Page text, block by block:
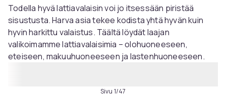
Todella hyvä lattiavalaisin voi jo itsessään piristää
sisustusta. Harva asia tekee kodista yhtä hyvän kuin
hyvin harkittu valaistus. Täältä löydät laajan
valikoimamme lattiavalaisimia – olohuoneeseen,
eteiseen, makuuhuoneeseen ja lastenhuoneeseen.
Sivu 1/47